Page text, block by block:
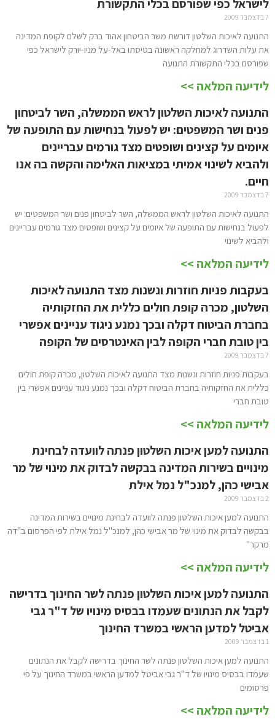
לישראל כפי שפורסם בכלי התקשורת
7 בדצמבר 2009
התנועה לאיכות השלטון דורשת משר הביטחון אהוד ברק לשלם לקופת המדינה
את עלות השדרוג למחלקה ראשונה בטיסתו באל-על מניו-יורק לישראל כפי
שפורסם בכלי התקשורת התנועה
לידיעה המלאה >>
התנועה לאיכות השלטון לראש הממשלה, השר לביטחון
פנים ושר המשפטים: יש לפעול בנחישות עם התופעה של
איומים על קצינים ושופטים מצד גורמים עבריינים
ולהביא לשינוי אמיתי במציאות האלימה והקשה בה אנו
חיים.
7 בדצמבר 2009
התנועה לאיכות השלטון לראש הממשלה, השר לביטחון פנים ושר המשפטים: יש
לפעול בנחישות עם התופעה של איומים על קצינים ושופטים מצד גורמים עבריינים
ולהביא לשינוי
לידיעה המלאה >>
בעקבות פניות חוזרות ונשנות מצד התנועה לאיכות
השלטון, מכרה קופת חולים כללית את החזקותיה
בחברת הביטוח דקלה ובכך נמנע ניגוד עניינים אפשרי
בין טובת חברי הקופה לבין האינטרסים של הקופה
7 בדצמבר 2009
בעקבות פניות חוזרות ונשנות מצד התנועה לאיכות השלטון, מכרה קופת חולים
כללית את החזקותיה בחברת הביטוח דקלה ובכך נמנע ניגוד עניינים אפשרי בין
טובת חברי
לידיעה המלאה >>
התנועה למען איכות השלטון פנתה לוועדה לבחינת
מינויים בשירות המדינה בבקשה לבדוק את מינוי של מר
אבישי כהן, למנכ"ל נמל אילת
2 בדצמבר 2009
התנועה למען איכות השלטון פנתה לוועדה לבחינת מינויים בשירות המדינה
בבקשה לבדוק את מינוי של מר אבישי כהן, למנכ"ל נמל אילת לפי הפרסום ב"דה
מרקר"
לידיעה המלאה >>
התנועה למען איכות השלטון פנתה לשר החינוך בדרישה
לקבל את הנתונים שעמדו בבסיס מינויו של ד"ר גבי
אביטל למדען הראשי במשרד החינוך
1 בדצמבר 2009
התנועה למען איכות השלטון פנתה לשר החינוך בדרישה לקבל את הנתונים
שעמדו בבסיס מינויו של ד"ר גבי אביטל למדען הראשי במשרד החינוך על פי
פרסומים
לידיעה המלאה >>